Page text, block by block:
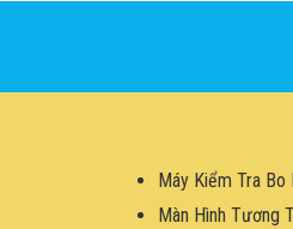
Máy Kiểm Tra
Màn Hình Tương